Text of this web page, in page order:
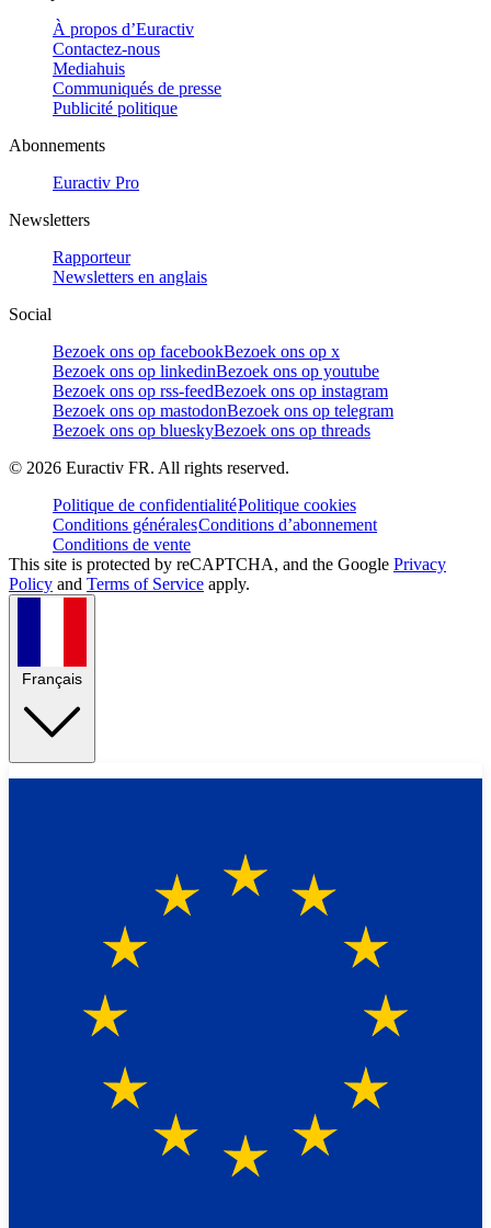
À propos d’Euractiv
Contactez-nous
Mediahuis
Communiqués de presse
Publicité politique
Abonnements
Euractiv Pro
Newsletters
Rapporteur
Newsletters en anglais
Social
Bezoek ons op facebookBezoek ons op x
Bezoek ons op linkedinBezoek ons op youtube
Bezoek ons op rss-feedBezoek ons op instagram
Bezoek ons op mastodonBezoek ons op telegram
Bezoek ons op blueskyBezoek ons op threads
© 2026 Euractiv FR. All rights reserved.
Politique de confidentialitéPolitique cookies
Conditions généralesConditions d’abonnement
Conditions de vente
This site is protected by reCAPTCHA, and the Google Privacy
Policy and Terms of Service apply.
Français